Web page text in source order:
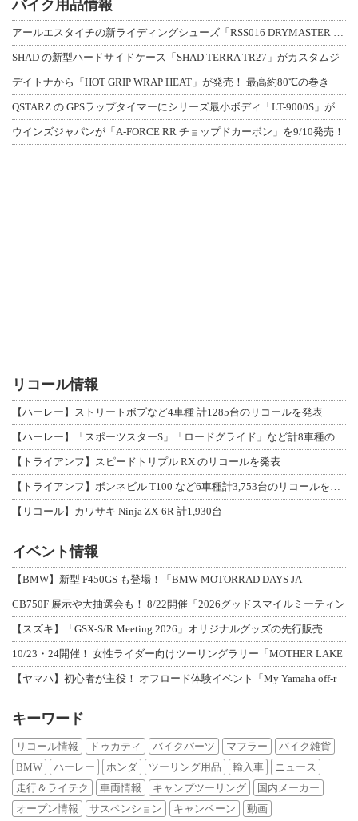
バイク用品情報
アールエスタイチの新ライディングシューズ「RSS016 DRYMASTER スト
SHAD の新型ハードサイドケース「SHAD TERRA TR27」がカスタムジ
デイトナから「HOT GRIP WRAP HEAT」が発売！ 最高約80℃の巻き
QSTARZ の GPSラップタイマーにシリーズ最小ボディ「LT-9000S」が
ウインズジャパンが「A-FORCE RR チョップドカーボン」を9/10発売！
リコール情報
【ハーレー】ストリートボブなど4車種 計1285台のリコールを発表
【ハーレー】「スポーツスターS」「ロードグライド」など計8車種のリコールを発表
【トライアンフ】スピードトリプル RX のリコールを発表
【トライアンフ】ボンネビル T100 など6車種計3,753台のリコールを発表
【リコール】カワサキ Ninja ZX-6R 計1,930台
イベント情報
【BMW】新型 F450GS も登場！「BMW MOTORRAD DAYS JA
CB750F 展示や大抽選会も！ 8/22開催「2026グッドスマイルミーティン
【スズキ】「GSX-S/R Meeting 2026」オリジナルグッズの先行販売
10/23・24開催！ 女性ライダー向けツーリングラリー「MOTHER LAKE
【ヤマハ】初心者が主役！ オフロード体験イベント「My Yamaha off-r
キーワード
リコール情報 ドゥカティ バイクパーツ マフラー
バイク雑貨
BMW
ハーレー ホンダ ツーリング用品 輸入車
ニュース
走行＆ライテク
車両情報 キャンプツーリング
国内メーカー
オープン情報
サスペンション キャンペーン 動画